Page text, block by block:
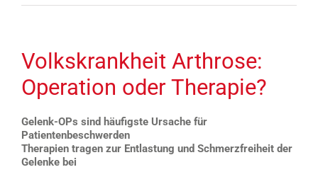
Volkskrankheit Arthrose:
Operation oder Therapie?
Gelenk-OPs sind häufigste Ursache für
Patientenbeschwerden
Therapien tragen zur Entlastung und Schmerzfreiheit der
Gelenke bei